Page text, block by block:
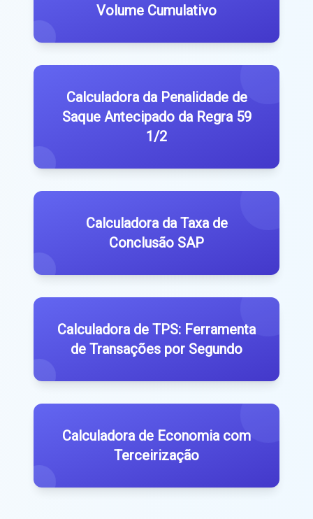
Volume Cumulativo
Calculadora da Penalidade de
Saque Antecipado da Regra 59
1/2
Calculadora da Taxa de
Conclusão SAP
Calculadora de TPS: Ferramenta
de Transações por Segundo
Calculadora de Economia com
Terceirização